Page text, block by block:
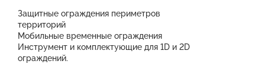
Защитные ограждения периметров
территорий
Мобильные временные ограждения
Инструмент и комплектующие для 1D и 2D
ограждений.